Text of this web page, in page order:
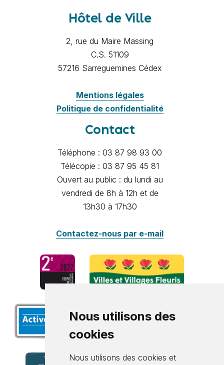
Nous utilisons des
cookies
Nous utilisons des cookies et
Hôtel de Ville
2, rue du Maire Massing
C.S. 51109
57216 Sarreguemines Cédex
Mentions légales
Politique de confidentialité
Contact
Téléphone : 03 87 98 93 00
Télécopie : 03 87 95 45 81
Ouvert au public : du lundi au
vendredi de 8h à 12h et de
13h30 à 17h30
Contactez-nous par e-mail